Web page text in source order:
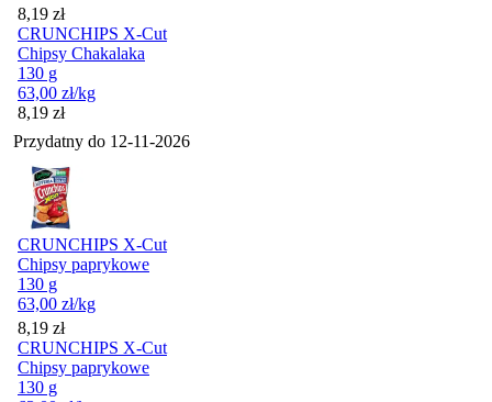
Cena
8,19 zł
CRUNCHIPS X-Cut
Chipsy Chakalaka
130 g
63,00 zł/kg
Cena
8,19 zł
Przydatny do 12-11-2026
CRUNCHIPS X-Cut
Chipsy paprykowe
130 g
63,00 zł/kg
Cena
8,19 zł
CRUNCHIPS X-Cut
Chipsy paprykowe
130 g